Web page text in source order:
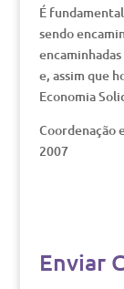
É
sendo
e, assim que
Economia
Coordenação
2007
Enviar